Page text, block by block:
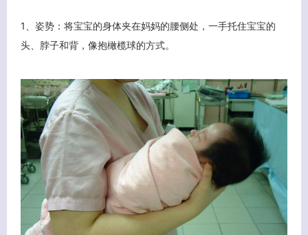
1、姿势：将宝宝的身体夹在妈妈的腰侧处，一手托住宝宝的
头、脖子和背，像抱橄榄球的方式。